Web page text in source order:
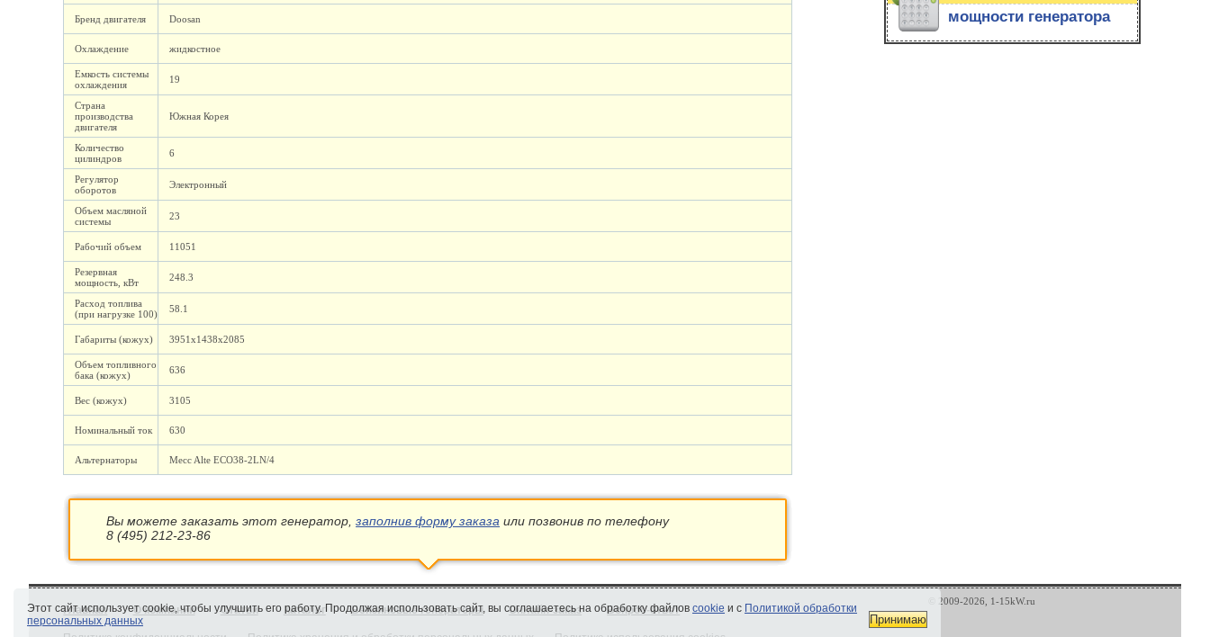
Бренд двигателя Doosan
Охлаждение жидкостное
Емкость системы
охлаждения
19
Страна
производства
двигателя
Южная Корея
Количество
цилиндров
6
Регулятор
оборотов
Электронный
Объем масляной
системы
23
Рабочий объем 11051
Резервная
мощность, кВт
248.3
Расход топлива
(при нагрузке 100)
58.1
Габариты (кожух) 3951х1438х2085
Объем топливного
бака (кожух)
636
Вес (кожух) 3105
Номинальный ток 630
Альтернаторы Mecc Alte ECO38-2LN/4
Вы можете заказать этот генератор,заполнив форму заказа или позвонив по телефону
8 (495) 212-23-86
мощности генератора
© 2009-2026, 1-15kW.ru
Главная О компании Статьи Каталог Бензиновые генераторы Онлайн-заказ Вопрос-ответ
Этот сайт использует cookie, чтобы улучшить его работу. Продолжая использовать сайт, вы соглашаетесь на обработку файлов cookie и с Политикой обработки
персональных данных